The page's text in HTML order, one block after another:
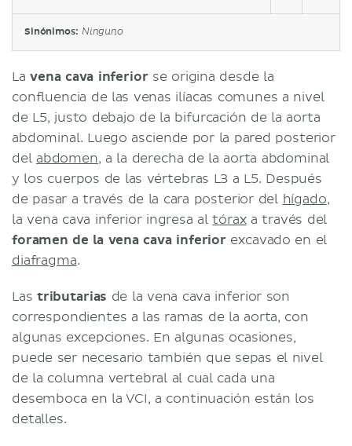
Sinónimos: Ninguno
Lavena cava inferiorse origina desde la
confluencia de las venas ilíacas comunes a nivel
de L5, justo debajo de la bifurcación de la aorta
abdominal. Luego asciende por la pared posterior
del abdomen, a la derecha de la aorta abdominal
y los cuerpos de las vértebras L3 a L5. Después
de pasar a través de la cara posterior del hígado,
la vena cava inferior ingresa altóraxa través del
foramen de la vena cava inferiorexcavado en el
diafragma.
Las tributarias de la vena cava inferior son
correspondientes a las ramas de la aorta, con
algunas excepciones. En algunas ocasiones,
puede ser necesario también que sepas el nivel
de la columna vertebral al cual cada una
desemboca en la VCI, a continuación están los
detalles.